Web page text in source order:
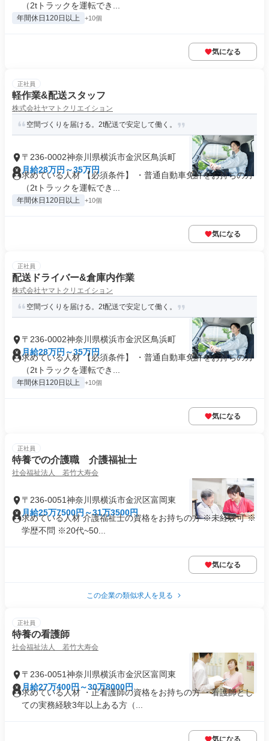
（2tトラックを運転でき...
年間休日120日以上 +10個
気になる
正社員
軽作業&配送スタッフ
株式会社ヤマトクリエイション
空間づくりを届ける。2t配送で安定して働く。
〒236-0002神奈川県横浜市金沢区鳥浜町
月給28万円～35万円
求めている人材 【必須条件】 ・普通自動車免許をお持ちの方
（2tトラックを運転でき...
年間休日120日以上 +10個
気になる
正社員
配送ドライバー&倉庫内作業
株式会社ヤマトクリエイション
空間づくりを届ける。2t配送で安定して働く。
〒236-0002神奈川県横浜市金沢区鳥浜町
月給28万円～35万円
求めている人材 【必須条件】 ・普通自動車免許をお持ちの方
（2tトラックを運転でき...
年間休日120日以上 +10個
気になる
正社員
特養での介護職 介護福祉士
社会福祉法人 若竹大寿会
〒236-0051神奈川県横浜市金沢区富岡東
月給25万7500円～31万3500円
求めている人材 介護福祉士の資格をお持ちの方 ※未経験可 ※
学歴不問 ※20代~50...
気になる
この企業の類似求人を見る
正社員
特養の看護師
社会福祉法人 若竹大寿会
〒236-0051神奈川県横浜市金沢区富岡東
月給27万400円～30万8000円
求めている人材 ・正看護師の資格をお持ちの方 ・看護師とし
ての実務経験3年以上ある方（...
気になる